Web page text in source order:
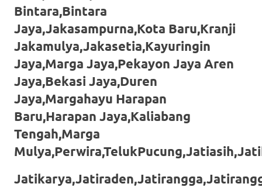
More
Here
loanswatches.com.
Wiht
80%
Discount
replica
watches.
Bintara,Bintara
Jaya,Jakasampurna,Kota Baru,Kranji
Jakamulya,Jakasetia,Kayuringin
Jaya,Marga Jaya,Pekayon Jaya Aren
Jaya,Bekasi Jaya,Duren
Jaya,Margahayu Harapan
Baru,Harapan Jaya,Kaliabang
Tengah,Marga